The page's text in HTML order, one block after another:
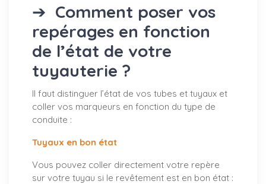
➔ Comment poser vos
repérages en fonction
de l’état de votre
tuyauterie ?
Il faut distinguer l’état de vos tubes et tuyaux et
coller vos marqueurs en fonction du type de
conduite :
Tuyaux en bon état
Vous pouvez coller directement votre repère
sur votre tuyau si le revêtement est en bon état :